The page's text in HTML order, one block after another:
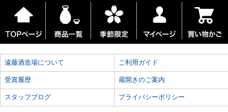
遠藤酒造場について ご利用ガイド
受賞履歴 蔵開きのご案内
スタッフブログ プライバシーポリシー